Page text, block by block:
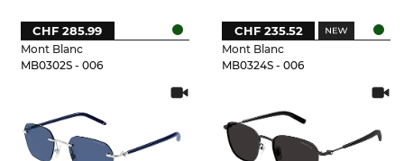
Mont Blanc
MB0302S - 006
CHF 285.99
Mont Blanc
MB0324S - 006
CHF 235.52